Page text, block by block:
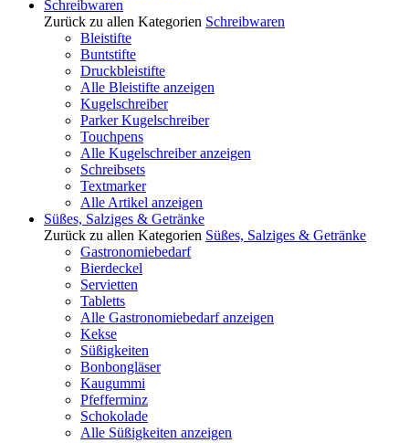
Schreibwaren
Zurück zu allen Kategorien Schreibwaren
Bleistifte
Buntstifte
Druckbleistifte
Alle Bleistifte anzeigen
Kugelschreiber
Parker Kugelschreiber
Touchpens
Alle Kugelschreiber anzeigen
Schreibsets
Textmarker
Alle Artikel anzeigen
Süßes, Salziges & Getränke
Zurück zu allen Kategorien Süßes, Salziges & Getränke
Gastronomiebedarf
Bierdeckel
Servietten
Tabletts
Alle Gastronomiebedarf anzeigen
Kekse
Süßigkeiten
Bonbongläser
Kaugummi
Pfefferminz
Schokolade
Alle Süßigkeiten anzeigen